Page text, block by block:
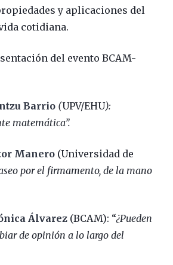
y aplicaciones del
cotidiana.
del evento BCAM-
Barrio (UPV/EHU):
matemática”.
Manero (Universidad de
por el firmamento, de la mano
Álvarez (BCAM): “¿Pueden
de opinión a lo largo del